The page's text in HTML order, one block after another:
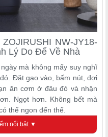
NW-JY18-
Lý Do Để Về Nhà
mà không mấy suy nghĩ
Đặt gạo vào, bấm nút, đợi
ăn cơm ở đâu đó và nhận
Ngọt hơn. Không bết mà
thể ngon đến thế.
áp suất IH.
nổi bật ▼